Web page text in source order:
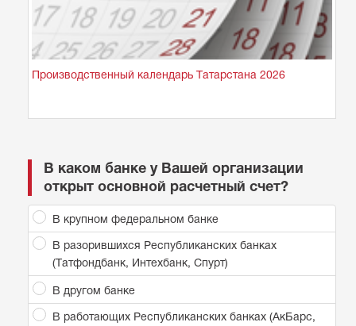
Производственный календарь Татарстана 2026
В каком банке у Вашей организации
открыт основной расчетный счет?
В крупном федеральном банке
В разорившихся Республиканских банках
(Татфондбанк, Интехбанк, Спурт)
В другом банке
В работающих Республиканских банках (АкБарс,